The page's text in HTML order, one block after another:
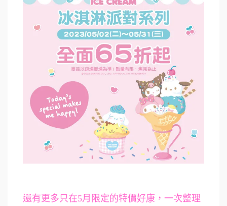
還有更多只在5月限定的特價好康，一次整理